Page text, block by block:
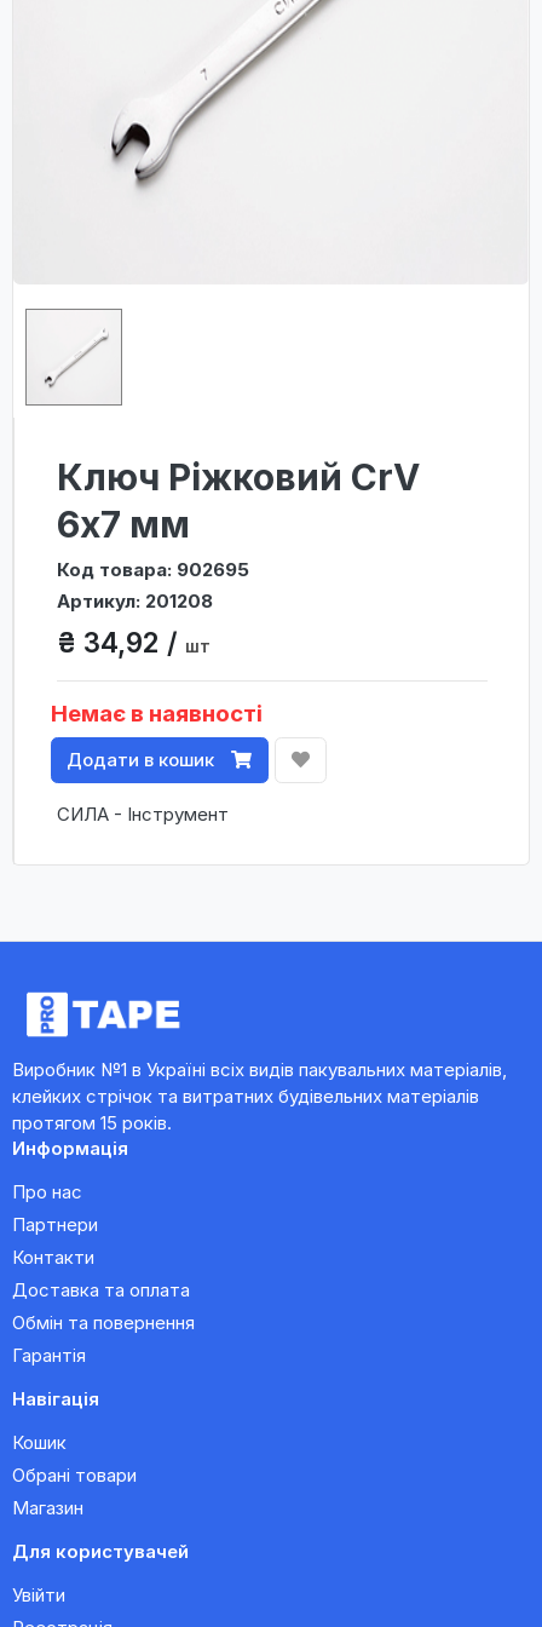
Ключ Ріжковий CrV
6x7 мм
Код товара: 902695
Артикул: 201208
₴ 34,92 / шт
Немає в наявності
Додати в кошик
СИЛА - Інструмент
Виробник №1 в Україні всіх видів пакувальних матеріалів,
клейких стрічок та витратних будівельних матеріалів
протягом 15 років.
Информація
Про нас
Партнери
Контакти
Доставка та оплата
Обмін та повернення
Гарантія
Навігація
Кошик
Обрані товари
Магазин
Для користувачей
Увійти